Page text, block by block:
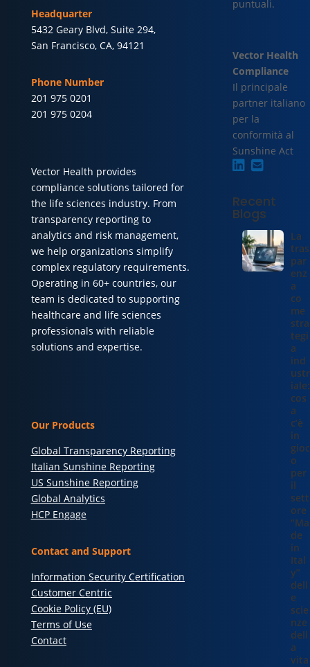
puntuali.
Vector Health
Compliance
Il principale
partner italiano
per la
conformità al
Sunshine Act
Recent
Blogs
La
tras
par
enz
a
co
me
stra
tegi
a
ind
ustr
iale:
cos
a
c’è
in
gioc
o
per
il
sett
ore
“Ma
de
in
Ital
y”
dell
e
scie
nze
dell
a
vita
Headquarter
5432 Geary Blvd, Suite 294,
San Francisco, CA, 94121
Phone Number
201 975 0201
201 975 0204
Vector Health provides
compliance solutions tailored for
the life sciences industry. From
transparency reporting to
analytics and risk management,
we help organizations simplify
complex regulatory requirements.
Operating in 60+ countries, our
team is dedicated to supporting
healthcare and life sciences
professionals with reliable
solutions and expertise.
Our Products
Global Transparency Reporting
Italian Sunshine Reporting
US Sunshine Reporting
Global Analytics
HCP Engage
Contact and Support
Information Security Certification
Customer Centric
Cookie Policy (EU)
Terms of Use
Contact